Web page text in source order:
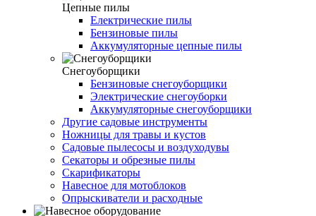
Цепные пилы
Електрические пилы
Бензиновые пилы
Аккумуляторные цепные пилы
Снегоуборщики
Бензиновые снегоуборщики
Электрические снегоуборки
Аккумуляторные снегоуборщики
Другие садовые инструменты
Ножницы для травы и кустов
Садовые пылесосы и воздуходувы
Секаторы и обрезные пилы
Скарификаторы
Навесное для мотоблоков
Опрыскиватели и расходные